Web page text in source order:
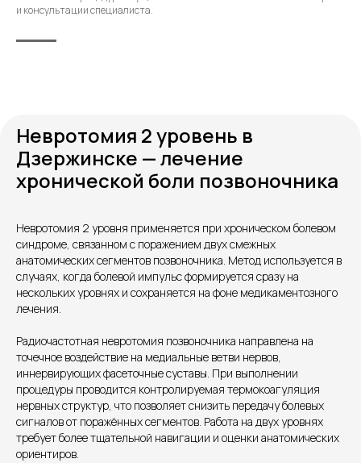
и консультации специалиста.
Невротомия 2 уровень в
Дзержинске — лечение
хронической боли позвоночника
Невротомия 2 уровня применяется при хроническом болевом
синдроме, связанном с поражением двух смежных
анатомических сегментов позвоночника. Метод используется в
случаях, когда болевой импульс формируется сразу на
нескольких уровнях и сохраняется на фоне медикаментозного
лечения.
Радиочастотная невротомия позвоночника направлена на
точечное воздействие на медиальные ветви нервов,
иннервирующих фасеточные суставы. При выполнении
процедуры проводится контролируемая термокоагуляция
нервных структур, что позволяет снизить передачу болевых
сигналов от поражённых сегментов. Работа на двух уровнях
требует более тщательной навигации и оценки анатомических
ориентиров.
Контакты